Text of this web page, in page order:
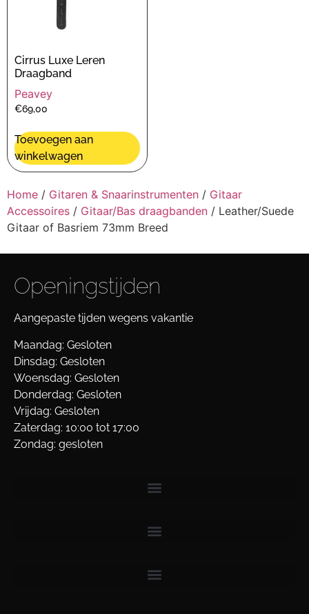
Cirrus Luxe Leren
Draagband
Peavey
€69,00
Toevoegen aan
winkelwagen
Home / Gitaren & Snaarinstrumenten / Gitaar
Accessoires / Gitaar/Bas draagbanden / Leather/Suede
Gitaar of Basriem 73mm Breed
Openingstijden
Aangepaste tijden wegens vakantie
Maandag: Gesloten
Dinsdag: Gesloten
Woensdag: Gesloten
Donderdag: Gesloten
Vrijdag: Gesloten
Zaterdag: 10:00 tot 17:00
Zondag: gesloten